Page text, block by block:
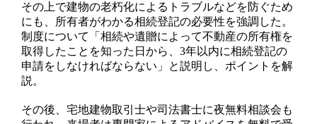
その上で建物の老朽化によるトラブルなどを防ぐため
にも、所有者がわかる相続登記の必要性を強調した。
制度について「相続や遺贈によって不動産の所有権を
取得したことを知った日から、3年以内に相続登記の
申請をしなければならない」と説明し、ポイントを解
説。
その後、宅地建物取引士や司法書士に夜無料相談会も